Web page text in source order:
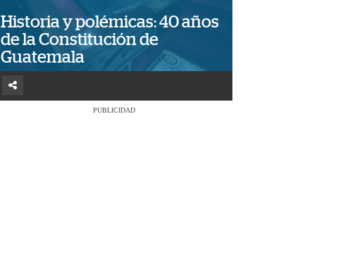
Historia y polémicas: 40 años
de la Constitución de
Guatemala
PUBLICIDAD